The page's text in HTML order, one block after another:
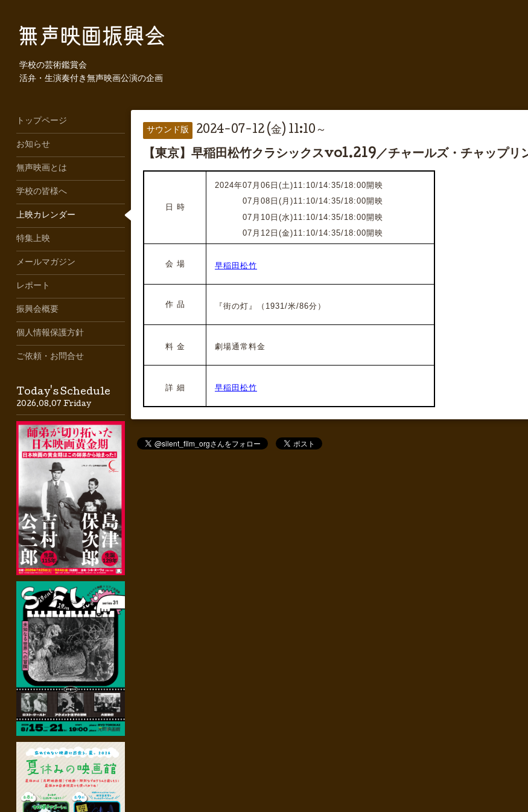
学校の芸術鑑賞会
活弁・生演奏付き無声映画公演の企画
サウンド版 2024-07-12 (金) 11:10～
【東京】早稲田松竹クラシックスvol.219／チャールズ・チャップリ
日 時
2024年07月06日(土)11:10/14:35/18:00開映
07月08日(月)11:10/14:35/18:00開映
07月10日(水)11:10/14:35/18:00開映
07月12日(金)11:10/14:35/18:00開映
会 場 早稲田松竹
作 品 『街の灯』（1931/米/86分）
料 金 劇場通常料金
詳 細 早稲田松竹
トップページ
お知らせ
無声映画とは
学校の皆様へ
上映カレンダー
特集上映
メールマガジン
レポート
振興会概要
個人情報保護方針
ご依頼・お問合せ
Today's Schedule
2026.08.07 Friday